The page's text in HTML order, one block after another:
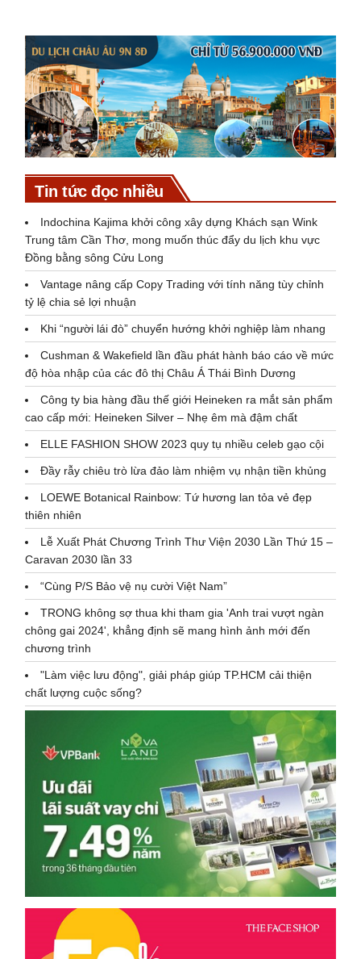
Tin tức đọc nhiều
Indochina Kajima khởi công xây dựng Khách sạn Wink
Trung tâm Cần Thơ, mong muốn thúc đẩy du lịch khu vực
Đồng bằng sông Cửu Long
Vantage nâng cấp Copy Trading với tính năng tùy chỉnh
tỷ lệ chia sẻ lợi nhuận
Khi “người lái đò” chuyển hướng khởi nghiệp làm nhang
Cushman & Wakefield lần đầu phát hành báo cáo về mức
độ hòa nhập của các đô thị Châu Á Thái Bình Dương
Công ty bia hàng đầu thế giới Heineken ra mắt sản phẩm
cao cấp mới: Heineken Silver – Nhẹ êm mà đậm chất
ELLE FASHION SHOW 2023 quy tụ nhiều celeb gạo cội
Đầy rẫy chiêu trò lừa đảo làm nhiệm vụ nhận tiền khủng
LOEWE Botanical Rainbow: Tứ hương lan tỏa vẻ đẹp
thiên nhiên
Lễ Xuất Phát Chương Trình Thư Viện 2030 Lần Thứ 15 –
Caravan 2030 lần 33
“Cùng P/S Bảo vệ nụ cười Việt Nam”
TRONG không sợ thua khi tham gia 'Anh trai vượt ngàn
chông gai 2024', khẳng định sẽ mang hình ảnh mới đến
chương trình
"Làm việc lưu động", giải pháp giúp TP.HCM cải thiện
chất lượng cuộc sống?